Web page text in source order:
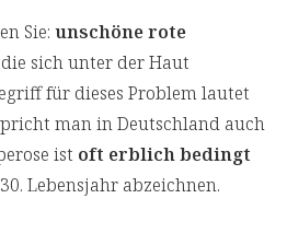
Sie: unschöne rote
sich unter der Haut
für dieses Problem lautet
man in Deutschland auch
ist oft erblich bedingt
Lebensjahr abzeichnen.